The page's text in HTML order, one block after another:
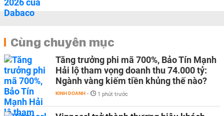
Cùng chuyên mục
Tăng trưởng phi mã 700%, Bảo Tín Mạnh
Hải lộ tham vọng doanh thu 74.000 tỷ:
Ngành vàng kiếm tiền khủng thế nào?
KINH DOANH - 1 phút trước